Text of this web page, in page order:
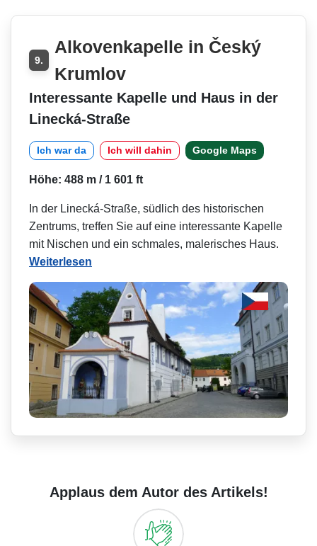
9.
Alkovenkapelle in Český
Krumlov
Interessante Kapelle und Haus in der
Linecká-Straße
Ich war da Ich will dahin Google Maps
Höhe: 488 m / 1 601 ft
In der Linecká-Straße, südlich des historischen
Zentrums, treffen Sie auf eine interessante Kapelle
mit Nischen und ein schmales, malerisches Haus.
Weiterlesen
Applaus dem Autor des Artikels!